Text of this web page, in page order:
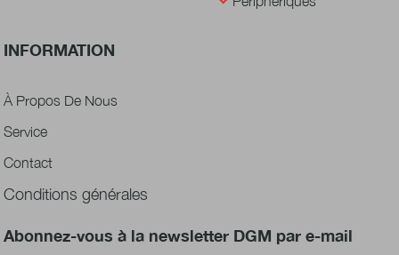
INFORMATION
À Propos De Nous
Service
Contact
Conditions générales
Abonnez-vous à la newsletter DGM par e-mail